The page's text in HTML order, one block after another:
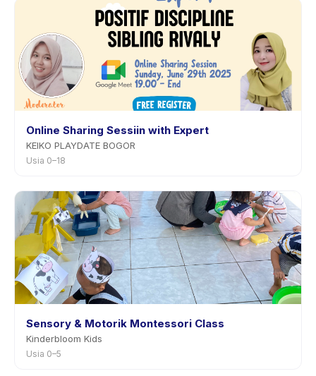
Online Sharing Sessiin with Expert
KEIKO PLAYDATE BOGOR
Usia 0–18
Sensory & Motorik Montessori Class
Kinderbloom Kids
Usia 0–5